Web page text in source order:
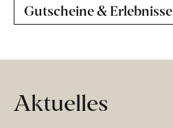
Gutscheine & Erlebnisse
Aktuelles